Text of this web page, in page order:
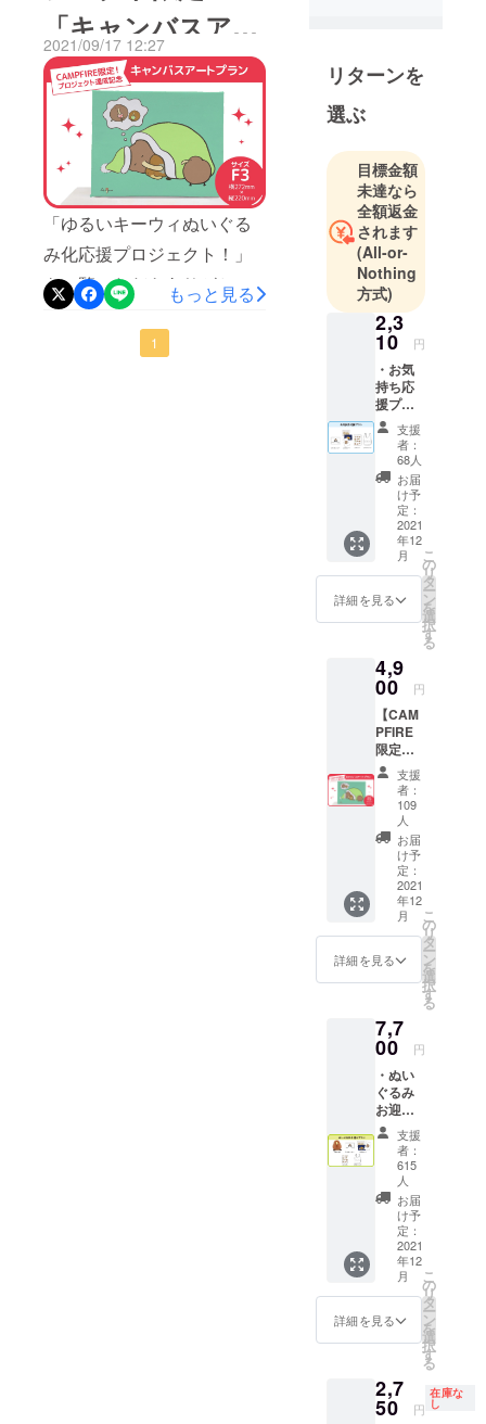
なる「1200%」を達成した
場合、プロジェクトを記念
してご支援いただいた皆様
へ、CAMPFIRE限定ゆるい
キーウィ「クリアファイ
ル」をプレゼント&amp;初
の期間限定グッズショップ
を開催いたします！※画像は
イメージです。グッズ
ショップにつきましては、
プロジェクト終了後活動報
「キャンバスアー
ト 」リターンを追
加しました！
2021/09/17 12:27
「ゆるいキーウィぬいぐる
み化応援プロジェクト！」
をご覧いただきありがとう
ございます！CAMPFIRE
Creationスタッフです。こ
もっと見る
1
す。
クラウド
ファンディ
品化実現を
目指して、
クリエイ
ターとのコ
ラボ企画や
自社オリジ
ナルのアイ
テム企画を
行ってま
◾️営業日のご
案内
営業時間：
平日 10:00〜
18:00 (土日
祝、年末年
始除く)
せから3営業
返信させて
いただきま
※ ご質問に
よってはお
応えできか
ねる場合も
ございま
◾️ プライバ
シーポリ
お問い合わ
しては、プ
ライバシー
ポリシーに
準じて管理
させていた
だきます。
リターンを
選ぶ
目標金額
未達なら
全額返金
されます
(All-or-
Nothing
方式)
2,3
10 円
・お気
持ち応
援プラ
ン ①サ
ン
キュー
レ
ター
②ポス
トカー
ド ③ス
テッ
カー ④
マル
シェ
イメー
ジで
す。 消
費税と
送料を
含んだ
金額で
す。
支援
者：
68人
お届
け予
定：
2021
年12
月
詳細を見る
こ
の
リ
タ
ー
ン
を
選
択
す
る
4,9
00 円
【CAM
PFIRE
限定！
プロ
ジェク
ト達成
記念】
ゆるい
キー
ウィ
キャン
バス
アート
プラン
こちら
です。
サイズ
F3（横
272×縦
220ｍ
ｍ） 画
像はイ
メージ
です。
消費税
と送料
を含ん
だ金額
です。
支援
者：
109
人
お届
け予
定：
2021
年12
月
詳細を見る
こ
の
リ
タ
ー
ン
を
選
択
す
る
7,7
00 円
・ぬい
ぐるみ
お迎え
プラン
①ぬい
ぐるみ
②サン
キュー
ター
③ポス
トカー
ド ④ス
テッ
カー ⑤
画像は
イメー
支援
者：
615
人
お届
け予
定：
2021
年12
月
詳細を見る
こ
の
リ
タ
ー
ン
を
選
択
す
る
2,7
50 円
在庫な
し